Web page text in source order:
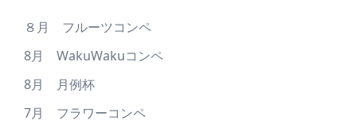
８月 フルーツコンペ
8月 WakuWakuコンペ
8月 月例杯
7月 フラワーコンペ